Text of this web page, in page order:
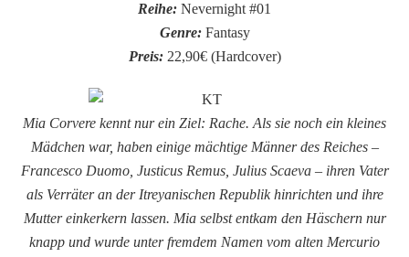
Reihe: Nevernight #01
Genre:Fantasy
Preis:22,90€ (Hardcover)
Mia Corvere kennt nur ein Ziel: Rache. Als sie noch ein kleines
Mädchen war, haben einige mächtige Männer des Reiches –
Francesco Duomo, Justicus Remus, Julius Scaeva – ihren Vater
als Verräter an der Itreyanischen Republik hinrichten und ihre
Mutter einkerkern lassen. Mia selbst entkam den Häschern nur
knapp und wurde unter fremdem Namen vom alten Mercurio